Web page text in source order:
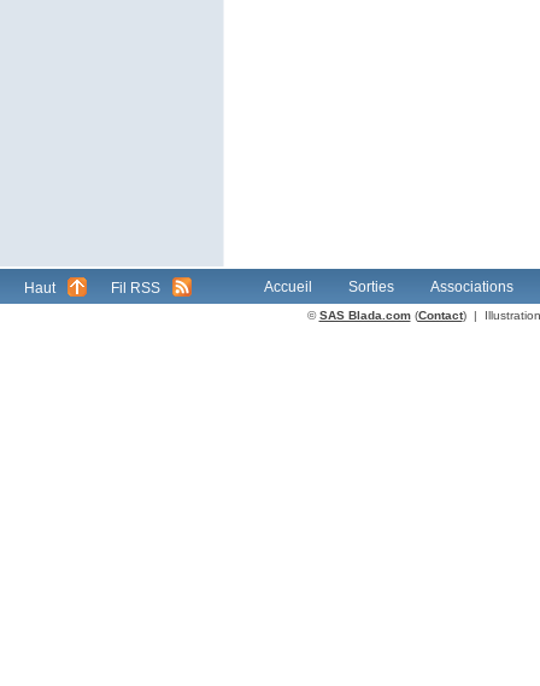
Haut Fil RSS Accueil Sorties Associations
©SAS Blada.com(Contact) |